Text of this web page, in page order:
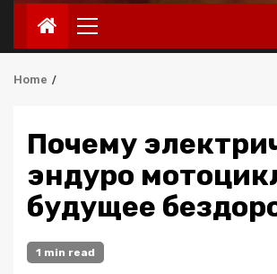
Primary
Menu
Home
Почему
эндуро
будущее
1 min read